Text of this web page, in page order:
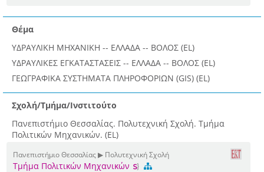
Θέμα
ΥΔΡΑΥΛΙΚΗ ΜΗΧΑΝΙΚΗ -- ΕΛΛΑΔΑ -- ΒΟΛΟΣ (EL)
ΥΔΡΑΥΛΙΚΕΣ ΕΓΚΑΤΑΣΤΑΣΕΙΣ -- ΕΛΛΑΔΑ -- ΒΟΛΟΣ (EL)
ΓΕΩΓΡΑΦΙΚΑ ΣΥΣΤΗΜΑΤΑ ΠΛΗΡΟΦΟΡΙΩΝ (GIS) (EL)
Σχολή/Τμήμα/Ινστιτούτο
Πανεπιστήμιο Θεσσαλίας. Πολυτεχνική Σχολή. Τμήμα
Πολιτικών Μηχανικών. (EL)
Πανεπιστήμιο Θεσσαλίας ▶ Πολυτεχνική Σχολή
Τμήμα Πολιτικών Μηχανικών